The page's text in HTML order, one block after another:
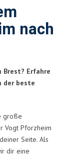
nach
Brest? Erfahre
der beste
große
Vogt Pforzheim
Seite. Als
dir eine